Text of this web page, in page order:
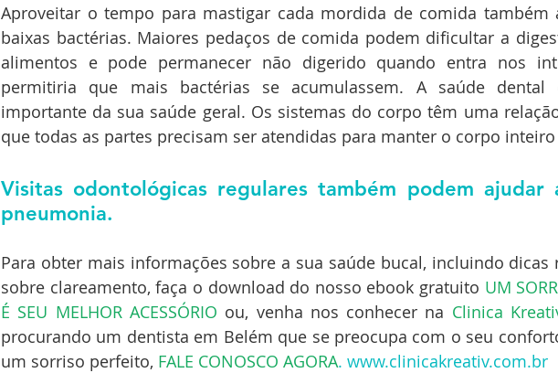
Aproveitar o tempo para mastigar cada mordida de comida também
baixas bactérias. Maiores pedaços de comida podem dificultar a
alimentos e pode permanecer não digerido quando entra nos
permitiria que mais bactérias se acumulassem. A saúde
importante da sua saúde geral. Os sistemas do corpo têm uma
que todas as partes precisam ser atendidas para manter o corpo
Visitas odontológicas regulares também podem ajudar
pneumonia.
Para obter mais informações sobre a sua saúde bucal, incluindo dicas
sobre clareamento, faça o download do nosso ebook gratuito UM
É SEU MELHOR ACESSÓRIO ou, venha nos conhecer na Clinica
procurando um dentista em Belém que se preocupa com o seu
um sorriso perfeito, FALE CONOSCO AGORA. www.clinicakreativ.com.br